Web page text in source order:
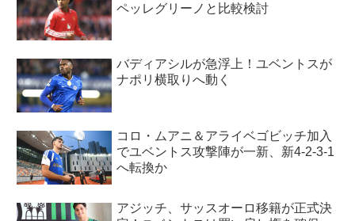
ペッレグリーノと比較検討
バディアシルが急浮上！ユベントスが
ナポリ横取りへ動く
コロ・ムアニ＆アライベゴビッチ加入
でユベントス攻撃陣が一新、新4-2-3-1
へ転換か
アジッチ、サッスオーロ移籍が正式決